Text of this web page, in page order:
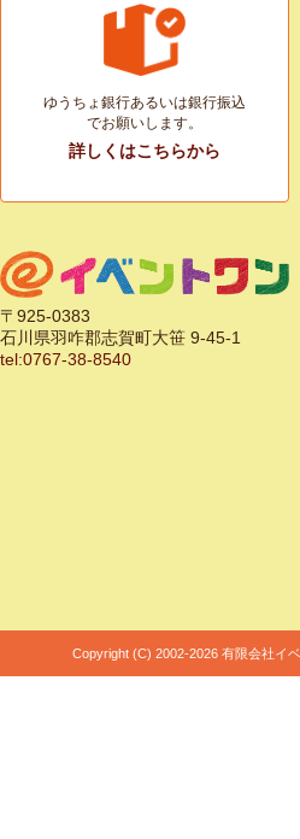
ゆうちょ銀行あるいは銀行振込
でお願いします。
詳しくはこちらから
〒925-0383
石川県羽咋郡志賀町大笹 9-45-1
tel:0767-38-8540
Copyright (C) 2002-2026 有限会社イ